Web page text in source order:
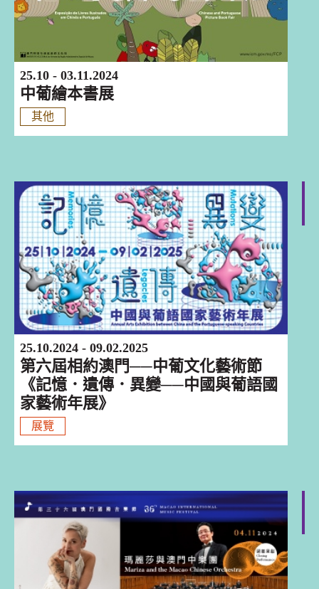
25.10 - 03.11.2024
中葡繪本書展
其他
25.10.2024 - 09.02.2025
第六屆相約澳門──中葡文化藝術節
《記憶．遺傳．異變──中國與葡語國
家藝術年展》
展覽